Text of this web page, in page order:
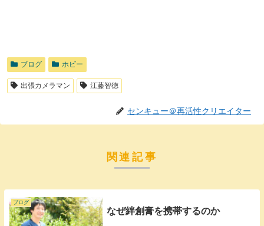
ブログ ホビー
出張カメラマン 江藤智徳
センキュー＠再活性クリエイター
関連記事
ブログ
なぜ絆創膏を携帯するのか